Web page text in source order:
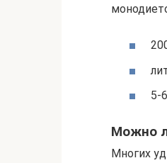
5-
Можно
Многих